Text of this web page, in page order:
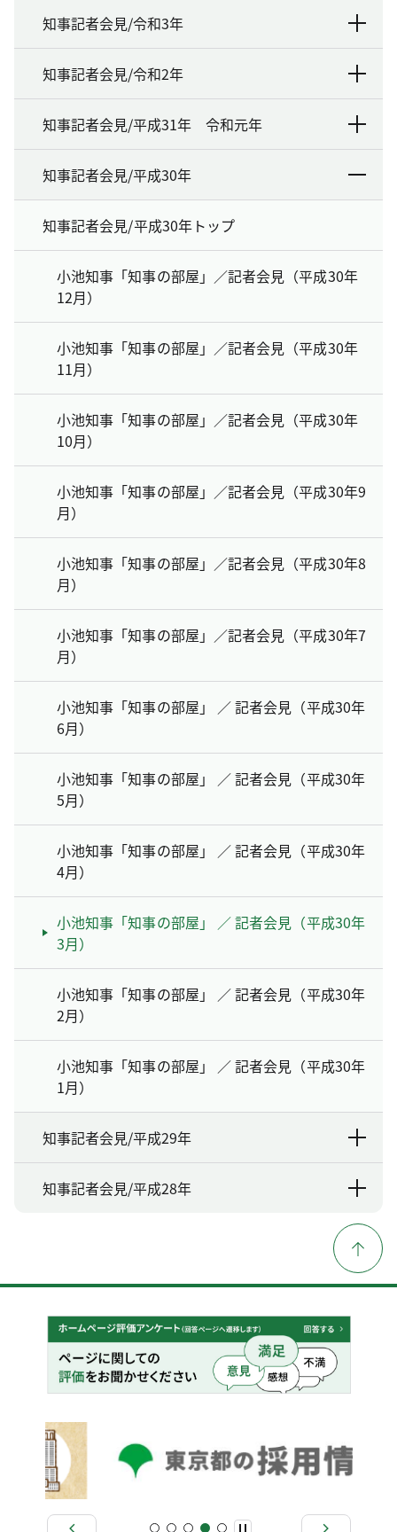
知事記者会見/令和3年
知事記者会見/令和2年
知事記者会見/平成31年 令和元年
知事記者会見/平成30年
知事記者会見/平成30年トップ
小池知事「知事の部屋」／記者会見（平成30年
12月）
小池知事「知事の部屋」／記者会見（平成30年
11月）
小池知事「知事の部屋」／記者会見（平成30年
10月）
小池知事「知事の部屋」／記者会見（平成30年9
月）
小池知事「知事の部屋」／記者会見（平成30年8
月）
小池知事「知事の部屋」／記者会見（平成30年7
月）
小池知事「知事の部屋」 ／ 記者会見（平成30年
6月）
小池知事「知事の部屋」 ／ 記者会見（平成30年
5月）
小池知事「知事の部屋」 ／ 記者会見（平成30年
4月）
小池知事「知事の部屋」 ／ 記者会見（平成30年
3月）
小池知事「知事の部屋」 ／ 記者会見（平成30年
2月）
小池知事「知事の部屋」 ／ 記者会見（平成30年
1月）
知事記者会見/平成29年
知事記者会見/平成28年